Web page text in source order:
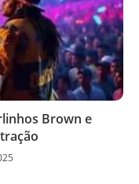
Brown e